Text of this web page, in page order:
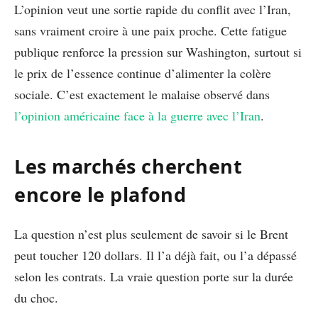
L’opinion veut une sortie rapide du conflit avec l’Iran,
sans vraiment croire à une paix proche. Cette fatigue
publique renforce la pression sur Washington, surtout si
le prix de l’essence continue d’alimenter la colère
sociale. C’est exactement le malaise observé dans
l’opinion américaine face à la guerre avec l’Iran.
Les marchés cherchent
encore le plafond
La question n’est plus seulement de savoir si le Brent
peut toucher 120 dollars. Il l’a déjà fait, ou l’a dépassé
selon les contrats. La vraie question porte sur la durée
du choc.